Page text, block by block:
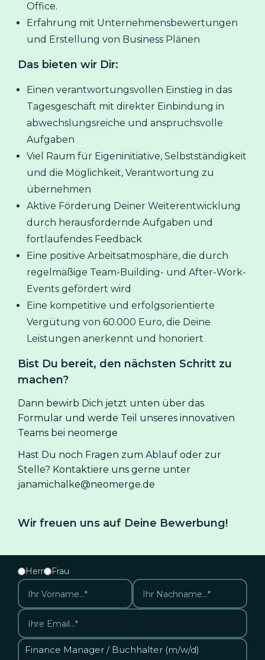
Office.
Erfahrung mit Unternehmensbewertungen
und Erstellung von Business Plänen
Das bieten wir Dir:
Einen verantwortungsvollen Einstieg in das
Tagesgeschäft mit direkter Einbindung in
abwechslungsreiche und anspruchsvolle
Aufgaben
Viel Raum für Eigeninitiative, Selbstständigkeit
und die Möglichkeit, Verantwortung zu
übernehmen
Aktive Förderung Deiner Weiterentwicklung
durch herausfordernde Aufgaben und
fortlaufendes Feedback
Eine positive Arbeitsatmosphäre, die durch
regelmäßige Team-Building- und After-Work-
Events gefördert wird
Eine kompetitive und erfolgsorientierte
Vergütung von 60.000 Euro, die Deine
Leistungen anerkennt und honoriert
Bist Du bereit, den nächsten Schritt zu
machen?
Dann bewirb Dich jetzt unten über das
Formular und werde Teil unseres innovativen
Teams bei neomerge
Hast Du noch Fragen zum Ablauf oder zur
Stelle? Kontaktiere uns gerne unter
janamichalke@neomerge.de
Wir freuen uns auf Deine Bewerbung!
Herr Frau